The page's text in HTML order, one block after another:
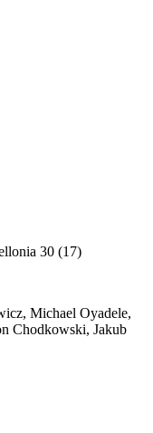
30 (17)
Michael Oyadele,
Chodkowski, Jakub